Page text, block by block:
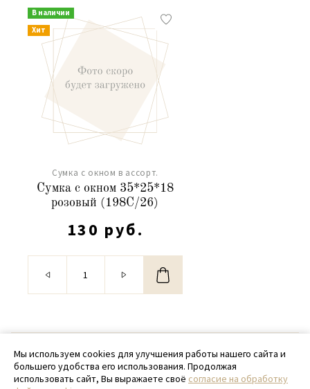
В наличии
Хит
Сумка с окном в ассорт.
Сумка с окном 35*25*18
розовый (198C/26)
130 руб.
© 2020 - 2026 SamPack
+ 7 (918) 699-97-87
Мы используем cookies для улучшения работы нашего сайта и
большего удобства его использования. Продолжая
использовать сайт, Вы выражаете своё согласие на обработку